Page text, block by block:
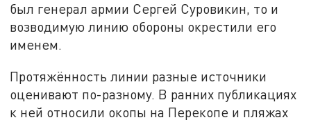
был генерал армии Сергей Суровикин, то и
возводимую линию обороны окрестили его
именем.
Протяжённость линии разные источники
оценивают по-разному. В ранних публикациях
к ней относили окопы на Перекопе и пляжах